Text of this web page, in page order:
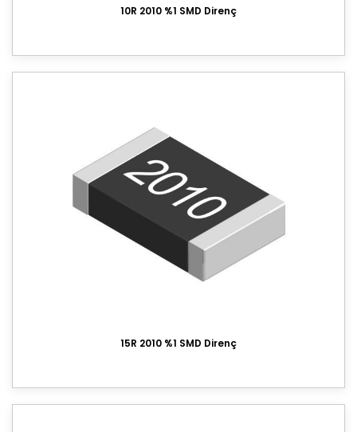
10R 2010 %1 SMD Direnç
15R 2010 %1 SMD Direnç